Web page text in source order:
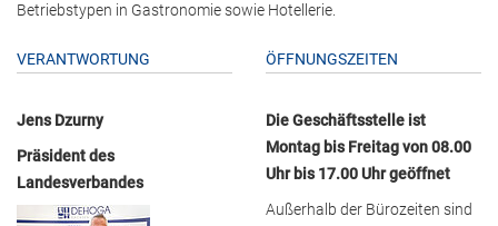
Betriebstypen in Gastronomie sowie Hotellerie.
VERANTWORTUNG
Jens Dzurny
Präsident des
Landesverbandes
ÖFFNUNGSZEITEN
Die Geschäftsstelle ist
Montag bis Freitag von 08.00
Uhr bis 17.00 Uhr geöffnet
Außerhalb der Bürozeiten sind